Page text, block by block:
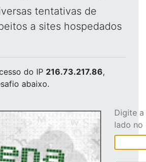
tentativas de
a sites hospedados
do IP 216.73.217.86,
abaixo.
Digite
lado no